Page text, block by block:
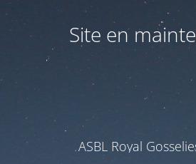
Site en
ASBL Royal